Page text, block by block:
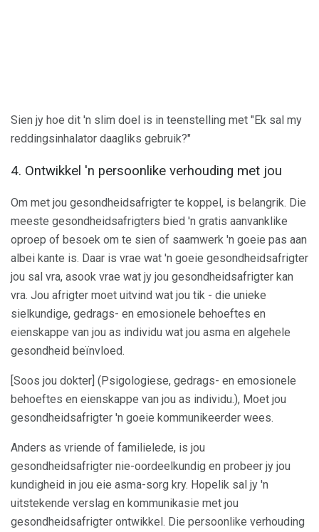
Sien jy hoe dit 'n slim doel is in teenstelling met "Ek sal my
reddingsinhalator daagliks gebruik?"
4. Ontwikkel 'n persoonlike verhouding met jou
Om met jou gesondheidsafrigter te koppel, is belangrik. Die
meeste gesondheidsafrigters bied 'n gratis aanvanklike
oproep of besoek om te sien of saamwerk 'n goeie pas aan
albei kante is. Daar is vrae wat 'n goeie gesondheidsafrigter
jou sal vra, asook vrae wat jy jou gesondheidsafrigter kan
vra. Jou afrigter moet uitvind wat jou tik - die unieke
sielkundige, gedrags- en emosionele behoeftes en
eienskappe van jou as individu wat jou asma en algehele
gesondheid beïnvloed.
[Soos jou dokter] (Psigologiese, gedrags- en emosionele
behoeftes en eienskappe van jou as individu.), Moet jou
gesondheidsafrigter 'n goeie kommunikeerder wees.
Anders as vriende of familielede, is jou
gesondheidsafrigter nie-oordeelkundig en probeer jy jou
kundigheid in jou eie asma-sorg kry. Hopelik sal jy 'n
uitstekende verslag en kommunikasie met jou
gesondheidsafrigter ontwikkel. Die persoonlike verhouding